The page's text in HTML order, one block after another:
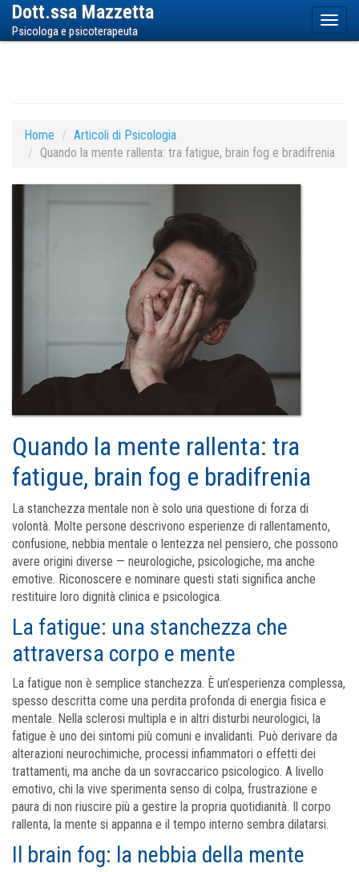
Dott.ssa Mazzetta
Psicologa e psicoterapeuta
Home
Articoli di Psicologia
Quando la mente rallenta: tra fatigue, brain fog e bradifrenia
Quando la mente rallenta: tra
fatigue, brain fog e bradifrenia
La stanchezza mentale non è solo una questione di forza di
volontà. Molte persone descrivono esperienze di rallentamento,
confusione, nebbia mentale o lentezza nel pensiero, che possono
avere origini diverse — neurologiche, psicologiche, ma anche
emotive. Riconoscere e nominare questi stati significa anche
restituire loro dignità clinica e psicologica.
La fatigue: una stanchezza che
attraversa corpo e mente
La fatigue non è semplice stanchezza. È un’esperienza complessa,
spesso descritta come una perdita profonda di energia fisica e
mentale. Nella sclerosi multipla e in altri disturbi neurologici, la
fatigue è uno dei sintomi più comuni e invalidanti. Può derivare da
alterazioni neurochimiche, processi infiammatori o effetti dei
trattamenti, ma anche da un sovraccarico psicologico. A livello
emotivo, chi la vive sperimenta senso di colpa, frustrazione e
paura di non riuscire più a gestire la propria quotidianità. Il corpo
rallenta, la mente si appanna e il tempo interno sembra dilatarsi.
Il brain fog: la nebbia della mente